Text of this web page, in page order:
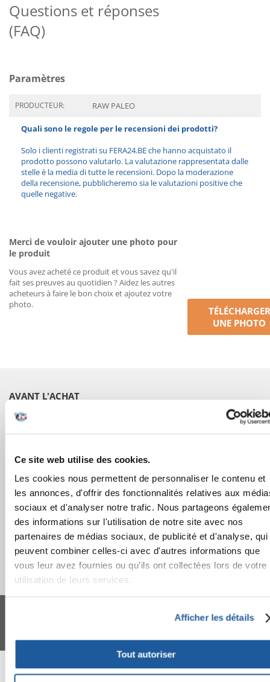
Ce site web utilise des cookies.
Les cookies nous permettent de personnaliser le contenu et
les annonces, d'offrir des fonctionnalités relatives aux
sociaux et d'analyser notre trafic. Nous partageons
des informations sur l'utilisation de notre site avec nos
partenaires de médias sociaux, de publicité et d'analyse, qui
peuvent combiner celles-ci avec d'autres informations que
vous leur avez fournies ou qu'ils ont collectées lors de votre
utilisation de leurs services.
Afficher les détails
Tout autoriser
Questions et réponses
(FAQ)
Paramètres
PRODUCTEUR: RAW PALEO
Quali sono le regole per le recensioni dei prodotti?
Solo i clienti registrati su FERA24.BE che hanno acquistato il
prodotto possono valutarlo. La valutazione rappresentata dalle
stelle è la media di tutte le recensioni. Dopo la moderazione
della recensione, pubblicheremo sia le valutazioni positive che
quelle negative.
Merci de vouloir ajouter une photo pour
le produit
Vous avez acheté ce produit et vous savez qu'il
fait ses preuves au quotidien ? Aidez les autres
acheteurs à faire le bon choix et ajoutez votre
photo.
TÉLÉCHARGER
UNE PHOTO
AVANT L'ACHAT
APRÈS L'ACHAT
APPRENEZ À NOUS CONNAÎTRE
Mahlow (Germania) - P.IVA DE317667035
Tous les prix incluent la TVA / plus l'expédition
© 2024-2026 FERA 24 UG.
FERA INTERNATIONAL: